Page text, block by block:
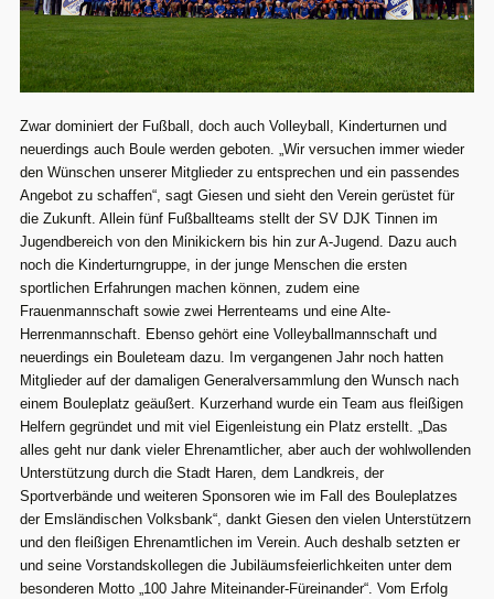
Zwar dominiert der Fußball, doch auch Volleyball, Kinderturnen und
neuerdings auch Boule werden geboten. „Wir versuchen immer wieder
den Wünschen unserer Mitglieder zu entsprechen und ein passendes
Angebot zu schaffen“, sagt Giesen und sieht den Verein gerüstet für
die Zukunft. Allein fünf Fußballteams stellt der SV DJK Tinnen im
Jugendbereich von den Minikickern bis hin zur A-Jugend. Dazu auch
noch die Kinderturngruppe, in der junge Menschen die ersten
sportlichen Erfahrungen machen können, zudem eine
Frauenmannschaft sowie zwei Herrenteams und eine Alte-
Herrenmannschaft. Ebenso gehört eine Volleyballmannschaft und
neuerdings ein Bouleteam dazu. Im vergangenen Jahr noch hatten
Mitglieder auf der damaligen Generalversammlung den Wunsch nach
einem Bouleplatz geäußert. Kurzerhand wurde ein Team aus fleißigen
Helfern gegründet und mit viel Eigenleistung ein Platz erstellt. „Das
alles geht nur dank vieler Ehrenamtlicher, aber auch der wohlwollenden
Unterstützung durch die Stadt Haren, dem Landkreis, der
Sportverbände und weiteren Sponsoren wie im Fall des Bouleplatzes
der Emsländischen Volksbank“, dankt Giesen den vielen Unterstützern
und den fleißigen Ehrenamtlichen im Verein. Auch deshalb setzten er
und seine Vorstandskollegen die Jubiläumsfeierlichkeiten unter dem
besonderen Motto „100 Jahre Miteinander-Füreinander“. Vom Erfolg